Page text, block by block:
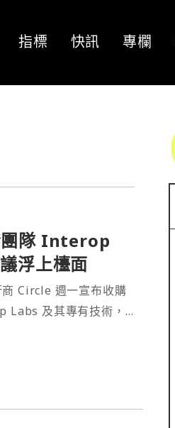
指標 快訊 專欄
隊 Interop
浮上檯面
Circle 週一宣布收購
及其專有技術，
其以 Arc 與 CCTP 為核
期願景。⋯